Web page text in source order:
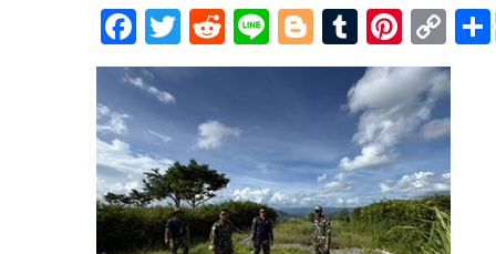
F
ac
e
b
o
o
k
T
w
itt
er
R
e
di
t
Li
n
Bl
o
g
g
er
T
u
m
bl
r
Pi
nt
er
e
st
C
o
p
y
Li
n
k